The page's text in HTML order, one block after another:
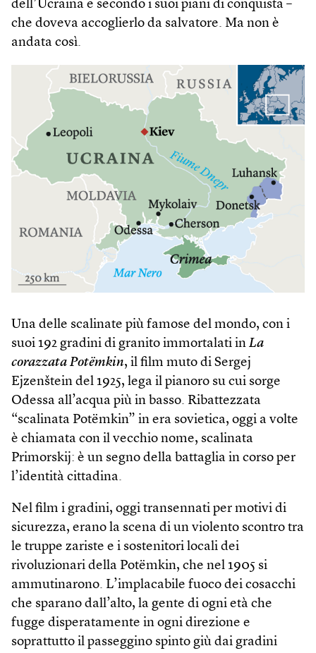
dell’Ucraina e secondo i suoi piani di conquista –
che doveva accoglierlo da salvatore. Ma non è
andata così.
Una delle scalinate più famose del mondo, con i
suoi 192 gradini di granito immortalati in La
corazzata Potëmkin, il film muto di Sergej
Ejzenštein del 1925, lega il pianoro su cui sorge
Odessa all’acqua più in basso. Ribattezzata
“scalinata Potëmkin” in era sovietica, oggi a volte
è chiamata con il vecchio nome, scalinata
Primorskij: è un segno della battaglia in corso per
l’identità cittadina.
Nel film i gradini, oggi transennati per motivi di
sicurezza, erano la scena di un violento scontro tra
le truppe zariste e i sostenitori locali dei
rivoluzionari della Potëmkin, che nel 1905 si
ammutinarono. L’implacabile fuoco dei cosacchi
che sparano dall’alto, la gente di ogni età che
fugge disperatamente in ogni direzione e
soprattutto il passeggino spinto giù dai gradini